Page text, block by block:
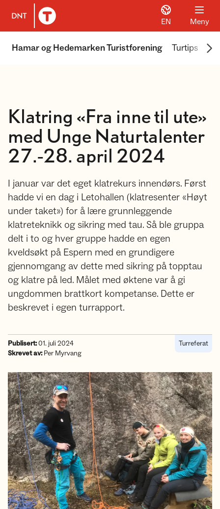
Til DNT.no forside
EN Meny
Hamar og Hedemarken Turistforening Turtips
Klatring «Fra inne til ute»
med Unge Naturtalenter
27.-28. april 2024
I januar var det eget klatrekurs innendørs. Først
hadde vi en dag i Letohallen (klatresenter «Høyt
under taket») for å lære grunnleggende
klatreteknikk og sikring med tau. Så ble gruppa
delt i to og hver gruppe hadde en egen
kveldsøkt på Espern med en grundigere
gjennomgang av dette med sikring på topptau
og klatre på led. Målet med øktene var å gi
ungdommen brattkort kompetanse. Dette er
beskrevet i egen turrapport.
Publisert:01. juli 2024
Skrevet av:Per Myrvang
Turreferat